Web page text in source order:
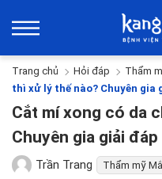
Trang chủ Hỏi đáp Thẩm
thì xử lý thế nào? Chuyên gia
Cắt mí xong có da
Chuyên gia giải
Trần Trang Thẩm mỹ